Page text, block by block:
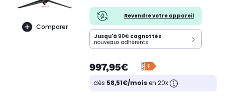
Comparer
Revendre votre appareil
Jusqu'à 90€ cagnottés
nouveaux adhérents
997,95€
dès 58,51€/moisen 20x